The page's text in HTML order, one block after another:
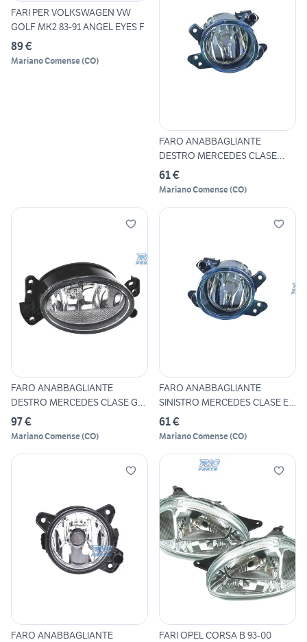
FARI PER VOLKSWAGEN VW
GOLF MK2 83-91 ANGEL EYES F
89 €
Mariano Comense(CO)
FARO ANABBAGLIANTE
DESTRO MERCEDES CLASE
GLK X204
61 €
Mariano Comense(CO)
FARO ANABBAGLIANTE
DESTRO MERCEDES CLASE G
W463 07
97 €
Mariano Comense(CO)
FARO ANABBAGLIANTE
SINISTRO MERCEDES CLASE E
W212
61 €
Mariano Comense(CO)
FARO ANABBAGLIANTE
FARI OPEL CORSA B 93-00